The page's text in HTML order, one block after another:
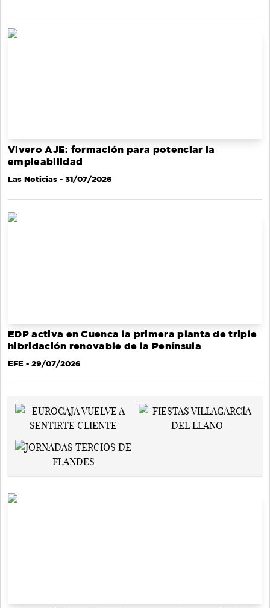
Vivero AJE: formación para potenciar la
empleabilidad
Las Noticias - 31/07/2026
EDP activa en Cuenca la primera planta de triple
hibridación renovable de la Península
EFE - 29/07/2026